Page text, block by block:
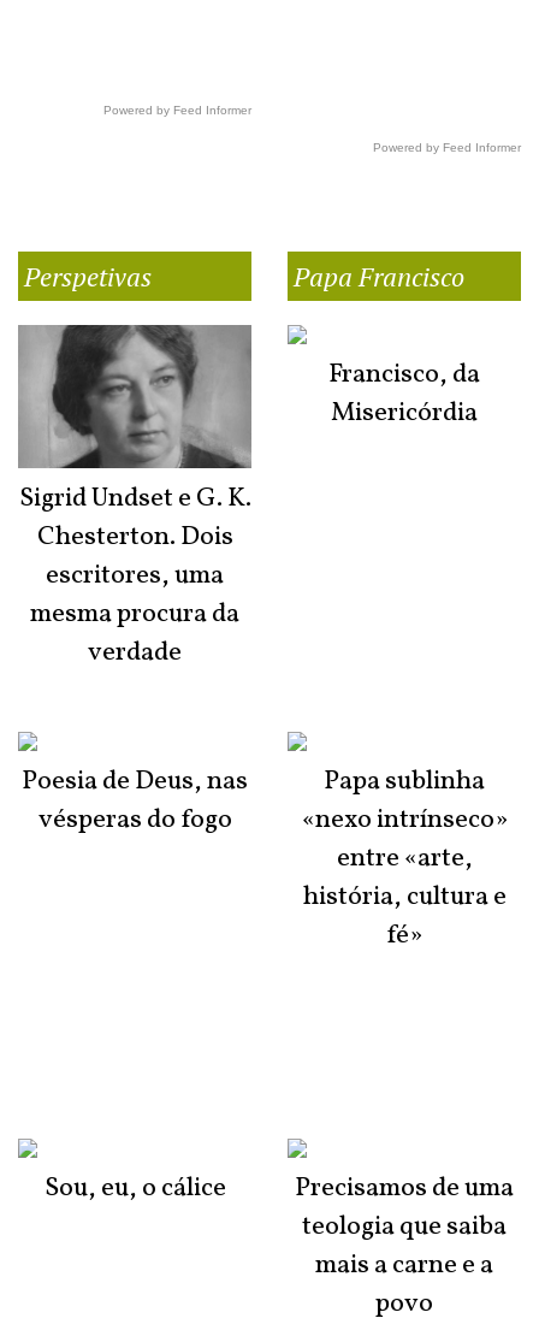
Powered by Feed Informer
Powered by Feed Informer
Perspetivas
Sigrid Undset e G. K.
Chesterton. Dois
escritores, uma
mesma procura da
verdade
Poesia de Deus, nas
vésperas do fogo
Sou, eu, o cálice
Papa Francisco
Francisco, da
Misericórdia
Papa sublinha
«nexo intrínseco»
entre «arte,
história, cultura e
fé»
Precisamos de uma
teologia que saiba
mais a carne e a
povo